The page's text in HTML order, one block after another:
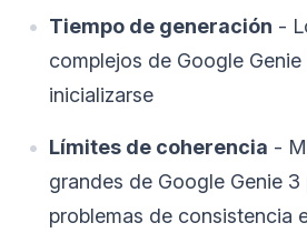
Tiempo de generación -
complejos de Google
inicializarse
Límites de coherencia -
grandes de Google Genie
problemas de consistencia